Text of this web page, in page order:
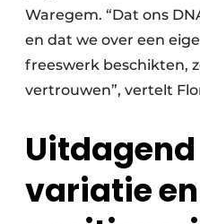
Waregem. “Dat ons
en dat we over een
freeswerk beschikten,
vertrouwen”, vertelt
variatie en